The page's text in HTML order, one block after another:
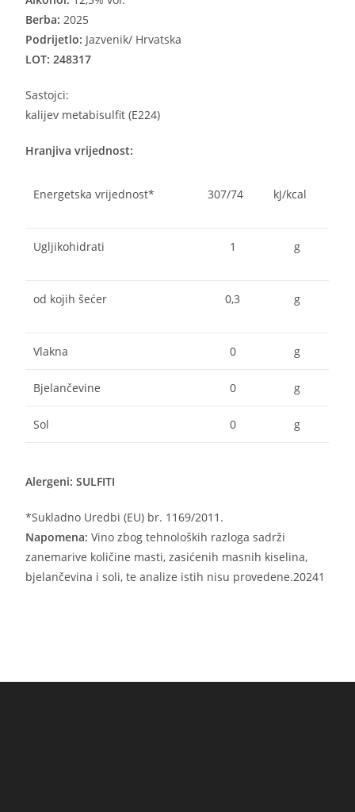
Berba: 2025
Podrijetlo: Jazvenik/ Hrvatska
LOT: 248317
Sastojci:
kalijev metabisulfit (E224)
Hranjiva vrijednost:
Energetska vrijednost* 307/74 kJ/kcal
Ugljikohidrati 1 g
od kojih šećer 0,3 g
Vlakna 0 g
Bjelančevine 0 g
Sol 0 g
Alergeni: SULFITI
*Sukladno Uredbi (EU) br. 1169/2011.
Napomena: Vino zbog tehnoloških razloga sadrži
zanemarive količine masti, zasićenih masnih kiselina,
bjelančevina i soli, te analize istih nisu provedene.20241